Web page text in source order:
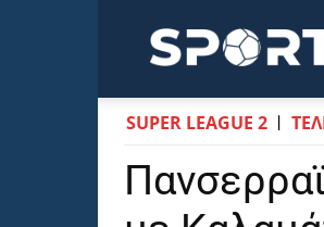
SUPER LEAGUE 2